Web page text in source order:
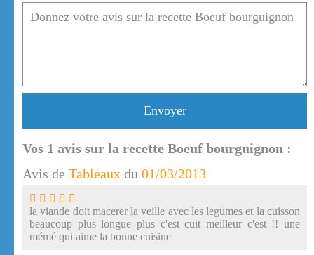
Envoyer
Vos 1 avis sur la recette Boeuf bourguignon :
Avis de Tableaux du 01/03/2013
la viande doit macerer la veille avec les legumes et la cuisson
beaucoup plus longue plus c'est cuit meilleur c'est !! une
mémé qui aime la bonne cuisine